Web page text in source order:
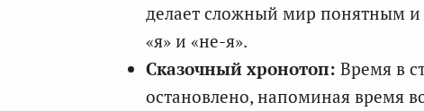
делает сложный мир понятным и
«я» и «не-я».
Сказочный хронотоп: Время в
остановлено, напоминая время